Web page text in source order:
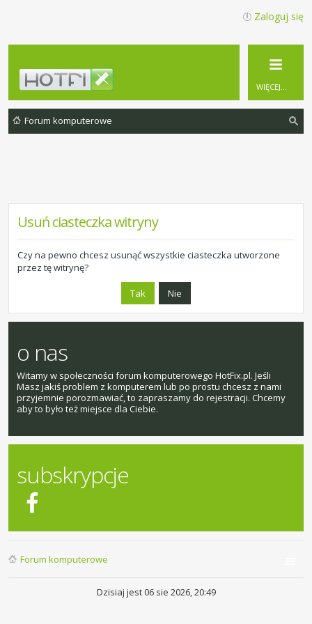
Zaloguj się
WIĘCEJ…
Forum komputerowe
Usuń ciasteczka witryny
Czy na pewno chcesz usunąć wszystkie ciasteczka utworzone
przez tę witrynę?
o nas
Witamy w społeczności forum komputerowego HotFix.pl. Jeśli
Masz jakiś problem z komputerem lub po prostu chcesz z nami
przyjemnie porozmawiać, to zapraszamy do rejestracji. Chcemy
aby to było też miejsce dla Ciebie.
subskrypcje
Forum komputerowe
Dzisiaj jest 06 sie 2026, 20:49